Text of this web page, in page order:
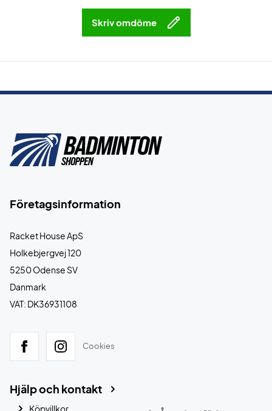
Skriv omdöme
Företagsinformation
Racket House ApS
Holkebjergvej 120
5250 Odense SV
Danmark
VAT: DK36931108
Cookies
Hjälp och kontakt
Köpvillkor